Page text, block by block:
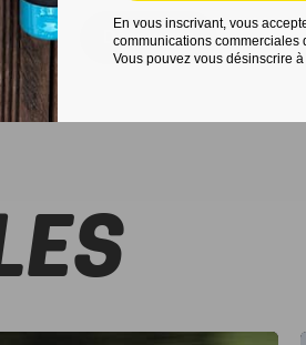
Découvrez
En vous inscrivant, vous
communications commerciales
Vous pouvez vous désinscrire